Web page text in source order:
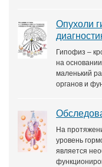
Опухоли
Гипофиз –
на
маленький
органов и
На
уровень
является